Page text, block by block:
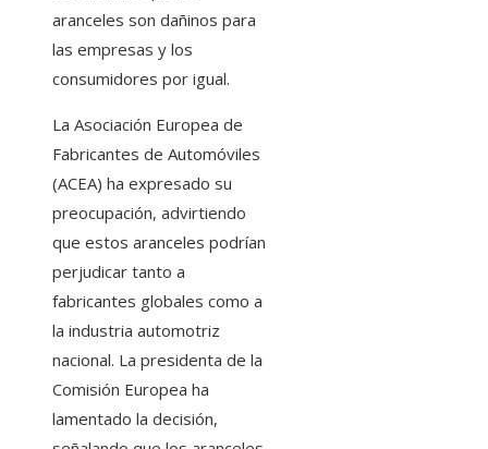
aranceles son dañinos para
las empresas y los
consumidores por igual.
La Asociación Europea de
Fabricantes de Automóviles
(ACEA) ha expresado su
preocupación, advirtiendo
que estos aranceles podrían
perjudicar tanto a
fabricantes globales como a
la industria automotriz
nacional. La presidenta de la
Comisión Europea ha
lamentado la decisión,